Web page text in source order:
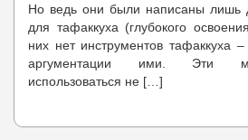
Но ведь они были написаны лишь
для тафаккуха (глубокого
них нет инструментов тафаккуха
аргументации ими. Эти
использоваться не […]